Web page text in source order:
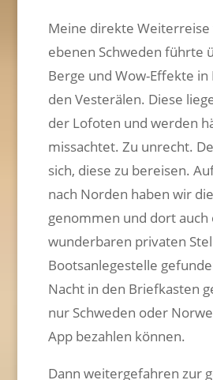
Meine direkte
ebenen Schweden führte
Berge und Wow-Effekte
den Vesterälen. Diese
der Lofoten und werden
missachtet. Zu unrecht.
sich, diese zu bereisen.
nach Norden haben wir
genommen und dort auch
wunderbaren privaten
Bootsanlegestelle
Nacht in den Briefkasten
nur Schweden oder
App bezahlen können.
Dann weitergefahren zur